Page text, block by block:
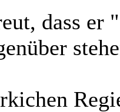
dass er